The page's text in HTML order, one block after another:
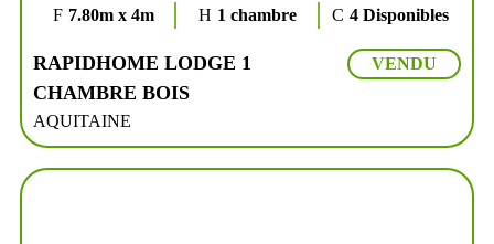
7.80m x 4m 1 chambre 4 Disponibles
RAPIDHOME LODGE 1
CHAMBRE BOIS
AQUITAINE
VENDU